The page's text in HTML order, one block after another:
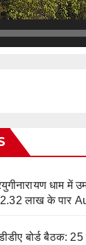
धाम में
लाख के पार
बोर्ड बैठक: 25